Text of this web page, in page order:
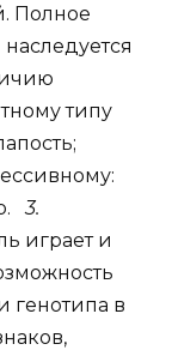
Полное
типу
3.
играет и
генотипа в